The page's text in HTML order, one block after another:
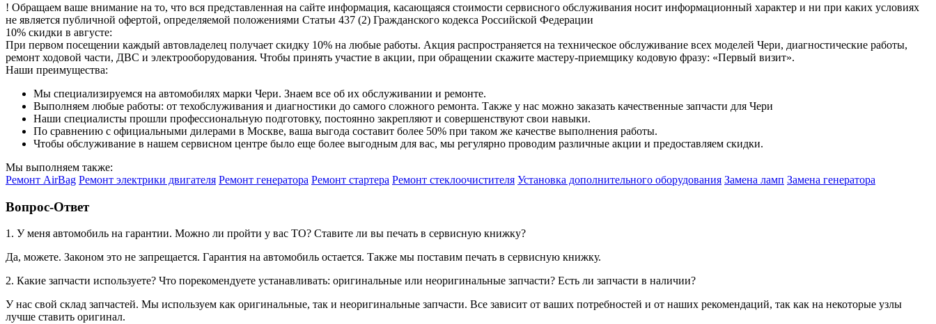
! Обращаем ваше внимание на то, что вся представленная на сайте информация, касающаяся стоимости сервисного обслуживания носит информационный характер и ни при каких условиях
не является публичной офертой, определяемой положениями Статьи 437 (2) Гражданского кодекса Российской Федерации
10% скидки в августе:
При первом посещении каждый автовладелец получает скидку 10% на любые работы. Акция распространяется на техническое обслуживание всех моделей Чери, диагностические работы,
ремонт ходовой части, ДВС и электрооборудования. Чтобы принять участие в акции, при обращении скажите мастеру-приемщику кодовую фразу: «Первый визит».
Наши преимущества:
Мы специализируемся на автомобилях марки Чери. Знаем все об их обслуживании и ремонте.
Выполняем любые работы: от техобслуживания и диагностики до самого сложного ремонта. Также у нас можно заказать качественные запчасти для Чери
Наши специалисты прошли профессиональную подготовку, постоянно закрепляют и совершенствуют свои навыки.
По сравнению с официальными дилерами в Москве, ваша выгода составит более 50% при таком же качестве выполнения работы.
Чтобы обслуживание в нашем сервисном центре было еще более выгодным для вас, мы регулярно проводим различные акции и предоставляем скидки.
Мы выполняем также:
Ремонт AirBag Ремонт электрики двигателя Ремонт генератора Ремонт стартера Ремонт стеклоочистителя Установка дополнительного оборудования Замена ламп Замена генератора
Вопрос-Ответ
1. У меня автомобиль на гарантии. Можно ли пройти у вас ТО? Ставите ли вы печать в сервисную книжку?
Да, можете. Законом это не запрещается. Гарантия на автомобиль остается. Также мы поставим печать в сервисную книжку.
2. Какие запчасти используете? Что порекомендуете устанавливать: оригинальные или неоригинальные запчасти? Есть ли запчасти в наличии?
У нас свой склад запчастей. Мы используем как оригинальные, так и неоригинальные запчасти. Все зависит от ваших потребностей и от наших рекомендаций, так как на некоторые узлы
лучше ставить оригинал.